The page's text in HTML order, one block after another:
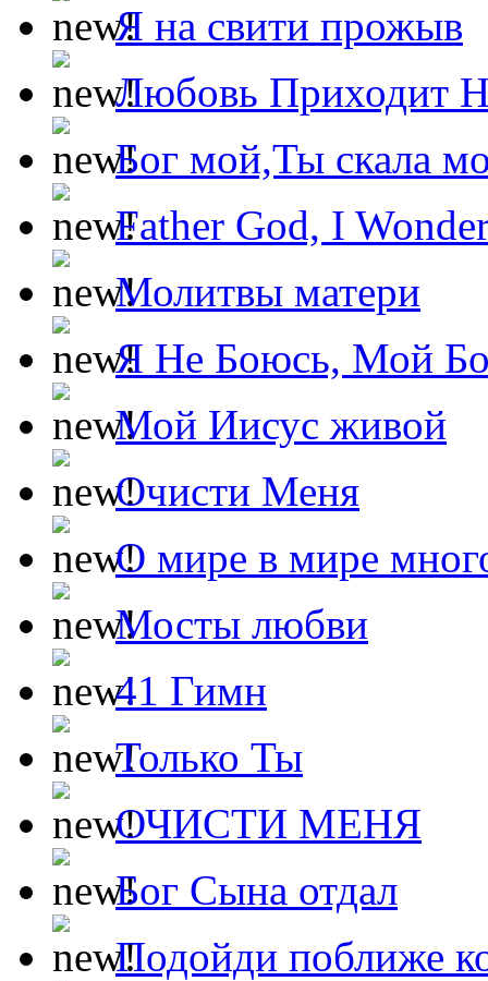
Я на свити прожыв
Любовь Приходит
Бог мой,Ты скала
Father God, I
Молитвы матери
Я Не Боюсь, Мой
Мой Иисус живой
Очисти Меня
О мире в мире
Мосты любви
41 Гимн
Только Ты
ОЧИСТИ МЕНЯ
Бог Сына отдал
Подойди поближе